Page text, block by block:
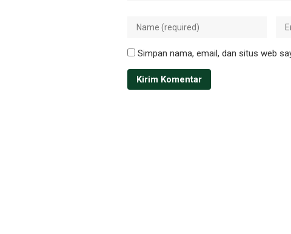
Simpan nama, email, dan situs web